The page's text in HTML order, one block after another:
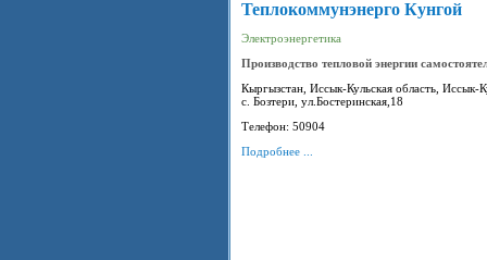
Теплокоммунэнерго Кунгой
Электроэнергетика
Производство тепловой энергии
Кыргызстан, Иссык-Кульская область, Иссык-
с. Бозтери, ул.Бостеринская,18
Телефон: 50904
Подробнее ...